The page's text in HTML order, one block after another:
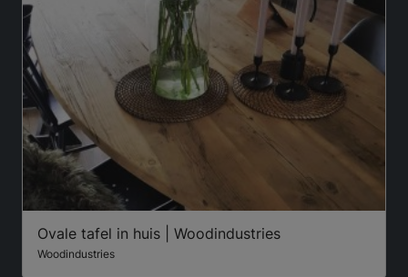
Ovale tafel in huis | Woodindustries
Woodindustries